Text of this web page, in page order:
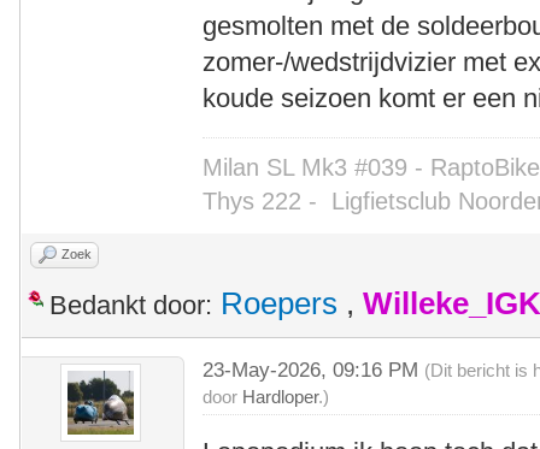
gesmolten met de
zomer-/wedstrijdvizier met
koude seizoen komt er een
Milan SL Mk3 #039 -
Thys 222 - Ligfietsclub
Zoek
Bedankt door: Roepers ,
23-May-2026, 09:16 PM (Dit bericht is
door Hardloper.)